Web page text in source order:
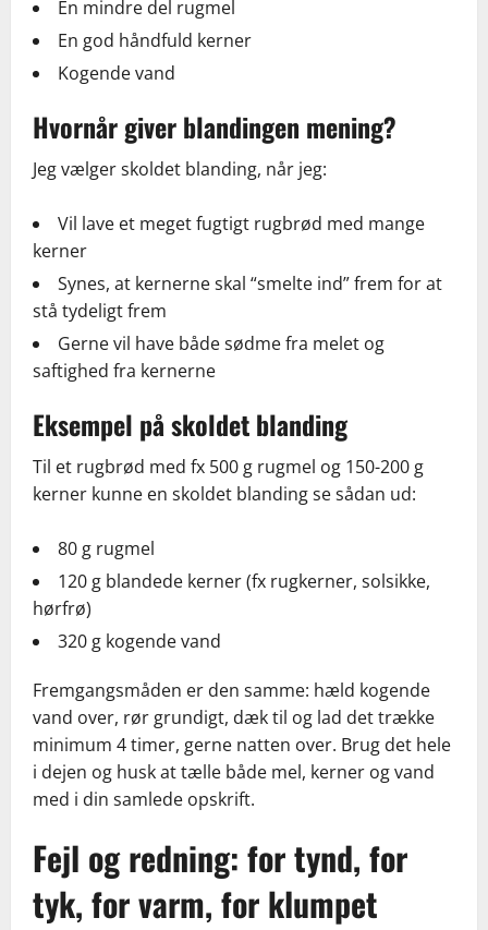
En mindre del rugmel
En god håndfuld kerner
Kogende vand
Hvornår giver blandingen mening?
Jeg vælger skoldet blanding, når jeg:
Vil lave et meget fugtigt rugbrød med mange
kerner
Synes, at kernerne skal “smelte ind” frem for at
stå tydeligt frem
Gerne vil have både sødme fra melet og
saftighed fra kernerne
Eksempel på skoldet blanding
Til et rugbrød med fx 500 g rugmel og 150-200 g
kerner kunne en skoldet blanding se sådan ud:
80 g rugmel
120 g blandede kerner (fx rugkerner, solsikke,
hørfrø)
320 g kogende vand
Fremgangsmåden er den samme: hæld kogende
vand over, rør grundigt, dæk til og lad det trække
minimum 4 timer, gerne natten over. Brug det hele
i dejen og husk at tælle både mel, kerner og vand
med i din samlede opskrift.
Fejl og redning: for tynd, for
tyk, for varm, for klumpet